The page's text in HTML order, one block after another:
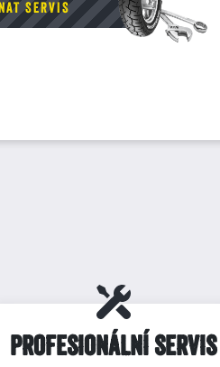
SERVIS
PROFESIONÁLNÍ SERVIS